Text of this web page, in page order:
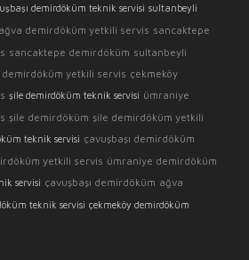
demirdöküm teknik servisi sultanbeyli
ağva demirdöküm yetkili servis sancaktepe
sancaktepe demirdöküm sultanbeyli
yetkili servis çekmeköy
şile demirdöküm teknik servisi ümraniye
şile demirdöküm şile demirdöküm yetkili
teknik servisi çavuşbaşı demirdöküm
yetkili servis ümraniye demirdöküm
servisi çavuşbaşı demirdöküm ağva
teknik servisi çekmeköy demirdöküm